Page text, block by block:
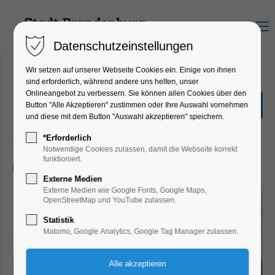
Menu
„Große Seenrundfahrt“ 2,5
Stunden
Schiffrundfahrt
Datenschutzeinstellungen
Wir setzen auf unserer Webseite Cookies ein. Einige von ihnen
sind erforderlich, während andere uns helfen, unser
Onlineangebot zu verbessern. Sie können allen Cookies über den
Button "Alle Akzeptieren" zustimmen oder Ihre Auswahl vornehmen
und diese mit dem Button "Auswahl akzeptieren" speichern.
*Erforderlich
Notwendige Cookies zulassen, damit die Webseite korrekt
funktioniert.
Externe Medien
Externe Medien wie Google Fonts, Google Maps,
OpenStreetMap und YouTube zulassen.
Statistik
Matomo, Google Analytics, Google Tag Manager zulassen.